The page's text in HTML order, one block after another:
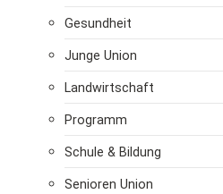
Gesundheit
Junge Union
Landwirtschaft
Programm
Schule & Bildung
Senioren Union